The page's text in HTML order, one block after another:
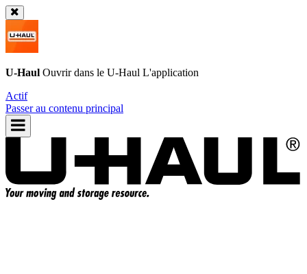
U-Haul Ouvrir dans le U-Haul L'application
Actif
Passer au contenu principal